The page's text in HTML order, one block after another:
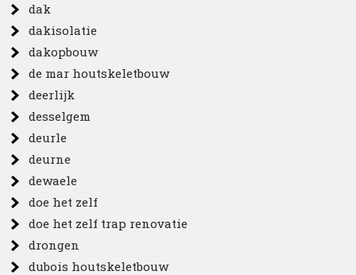
dak
dakisolatie
dakopbouw
de mar houtskeletbouw
deerlijk
desselgem
deurle
deurne
dewaele
doe het zelf
doe het zelf trap renovatie
drongen
dubois houtskeletbouw